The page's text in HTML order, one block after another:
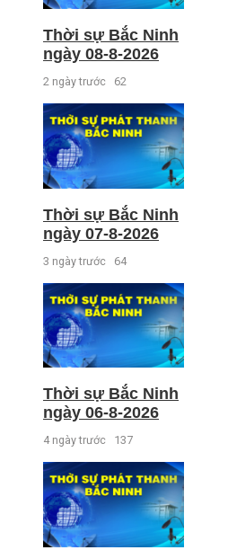
Thời sự Bắc Ninh
ngày 08-8-2026
2 ngày trước 62
Thời sự Bắc Ninh
ngày 07-8-2026
3 ngày trước 64
Thời sự Bắc Ninh
ngày 06-8-2026
4 ngày trước 137